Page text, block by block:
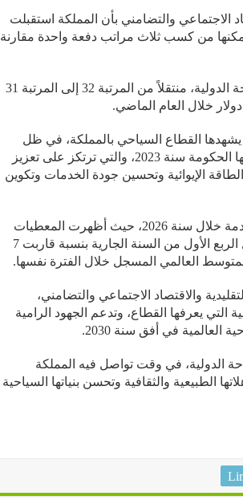
الاجتماعي والتضامني بأن المملكة استقبلت
19,8 مليون سائح، ما مكنها من كسب ثلاث مراتب دفعة واحدة مقارنة
كما سجل المغرب تحسناً في ترتيب عائدات السياحة الدولية، منتقلاً من المرتبة 32 إلى المرتبة 31
يشهدها القطاع السياحي بالمملكة، في ظل
مواصلة تنفيذ خارطة الطريق السياحية التي أطلقتها الحكومة سنة 2023، والتي ترتكز على تعزيز
الإيوائية وتحسين جودة الخدمات وتكوين
وتواصل المؤشرات الإيجابية تسجيل مستويات متقدمة خلال سنة 2026، حيث أظهرت المعطيات
الرسمية أن عدد الوافدين على المغرب ارتفع خلال الربع الأول من السنة الجارية بنسبة قاربت 7
العالمي المسجل خلال الفترة نفسها.
والاقتصاد الاجتماعي والتضامني،
التي يعرفها القطاع، وتدعم الجهود الرامية
في أفق سنة 2030.
الدولية، في وقت تواصل فيه المملكة
الطبيعية والثقافية وتحسن بنياتها السياحية